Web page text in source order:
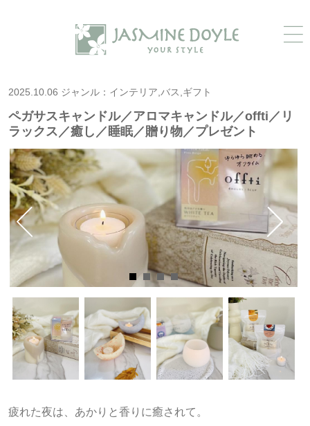
2025.10.06 ジャンル：インテリア,バス,ギフト
ペガサスキャンドル／アロマキャンドル／offti／リ
ラックス／癒し／睡眠／贈り物／プレゼント
疲れた夜は、あかりと香りに癒されて。